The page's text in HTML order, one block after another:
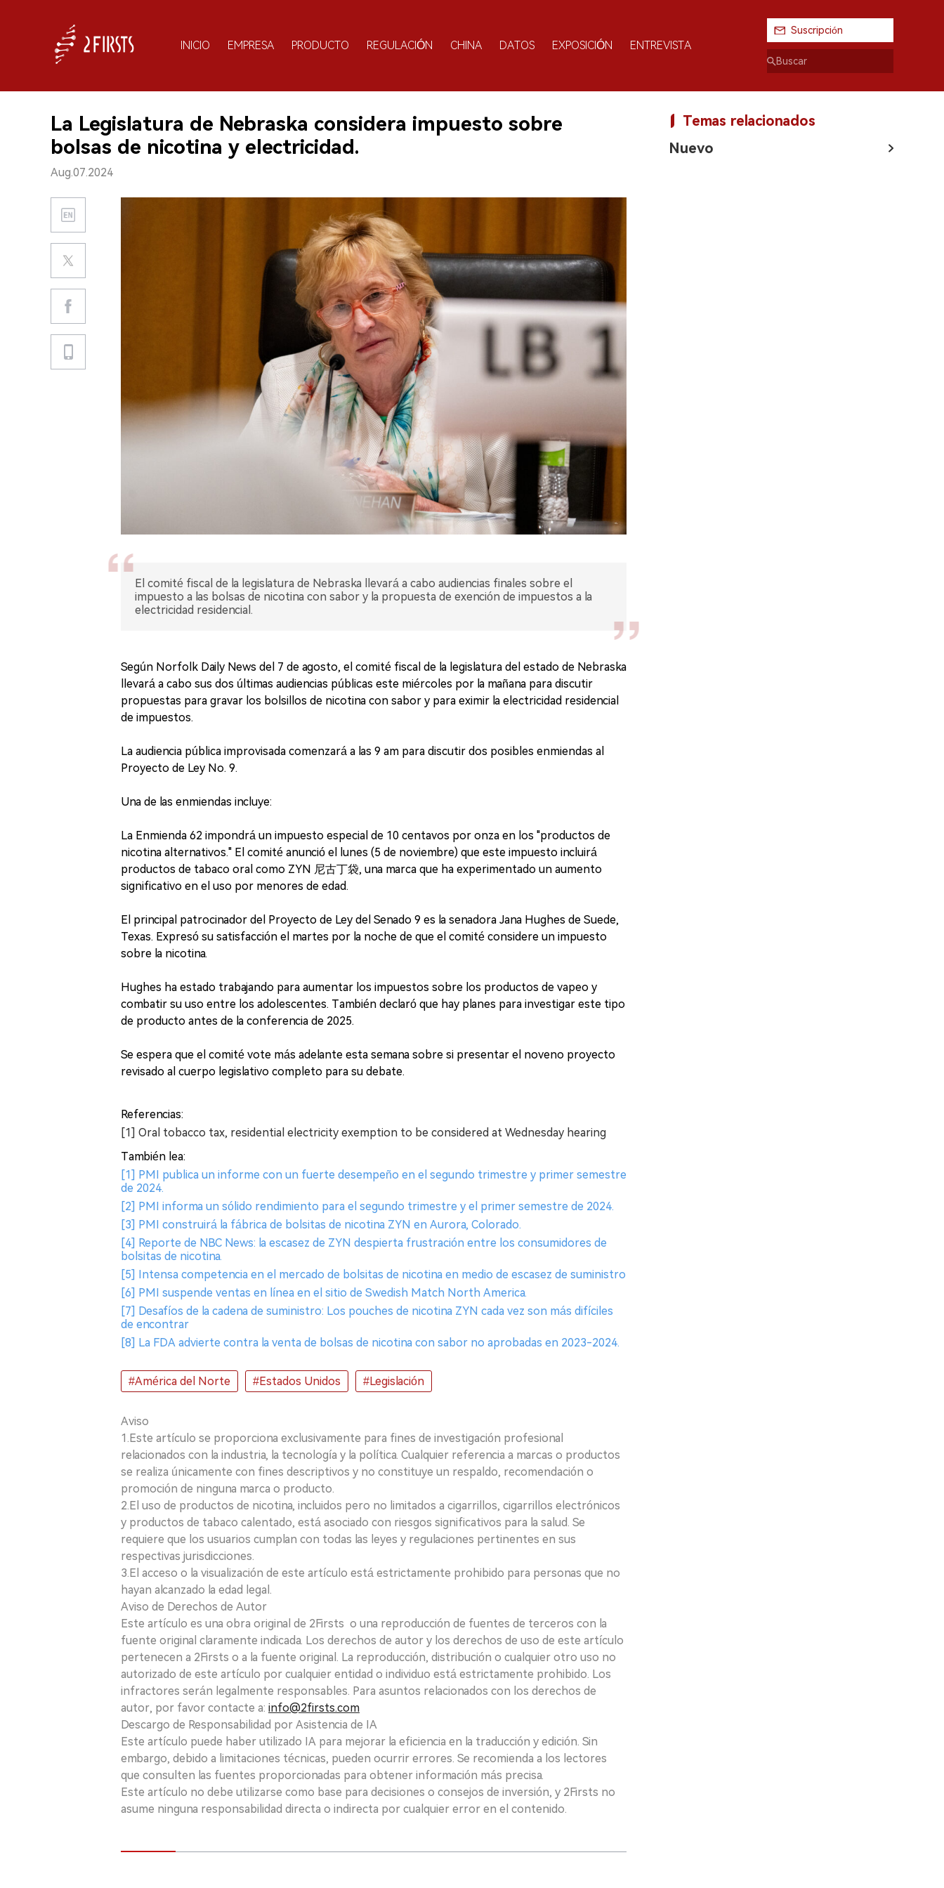
INICIO EMPRESA PRODUCTO REGULACIÓN CHINA DATOS EXPOSICIÓN ENTREVISTA
Suscripción
La Legislatura de Nebraska considera impuesto sobre
bolsas de nicotina y electricidad.
Aug.07.2024
El comité fiscal de la legislatura de Nebraska llevará a cabo audiencias finales sobre el
impuesto a las bolsas de nicotina con sabor y la propuesta de exención de impuestos a la
electricidad residencial.
Según Norfolk Daily News del 7 de agosto, el comité fiscal de la legislatura del estado de Nebraska
llevará a cabo sus dos últimas audiencias públicas este miércoles por la mañana para discutir
propuestas para gravar los bolsillos de nicotina con sabor y para eximir la electricidad residencial
de impuestos.
La audiencia pública improvisada comenzará a las 9 am para discutir dos posibles enmiendas al
Proyecto de Ley No. 9.
Una de las enmiendas incluye:
La Enmienda 62 impondrá un impuesto especial de 10 centavos por onza en los "productos de
nicotina alternativos." El comité anunció el lunes (5 de noviembre) que este impuesto incluirá
productos de tabaco oral como ZYN 尼古丁袋, una marca que ha experimentado un aumento
significativo en el uso por menores de edad.
El principal patrocinador del Proyecto de Ley del Senado 9 es la senadora Jana Hughes de Suede,
Texas. Expresó su satisfacción el martes por la noche de que el comité considere un impuesto
sobre la nicotina.
Hughes ha estado trabajando para aumentar los impuestos sobre los productos de vapeo y
combatir su uso entre los adolescentes. También declaró que hay planes para investigar este tipo
de producto antes de la conferencia de 2025.
Se espera que el comité vote más adelante esta semana sobre si presentar el noveno proyecto
revisado al cuerpo legislativo completo para su debate.
Referencias:
[1] Oral tobacco tax, residential electricity exemption to be considered at Wednesday hearing
También lea:
[1] PMI publica un informe con un fuerte desempeño en el segundo trimestre y primer semestre
de 2024.
[2] PMI informa un sólido rendimiento para el segundo trimestre y el primer semestre de 2024.
[3] PMI construirá la fábrica de bolsitas de nicotina ZYN en Aurora, Colorado.
[4] Reporte de NBC News: la escasez de ZYN despierta frustración entre los consumidores de
bolsitas de nicotina.
[5] Intensa competencia en el mercado de bolsitas de nicotina en medio de escasez de suministro
[6] PMI suspende ventas en línea en el sitio de Swedish Match North America.
[7] Desafíos de la cadena de suministro: Los pouches de nicotina ZYN cada vez son más difíciles
de encontrar
[8] La FDA advierte contra la venta de bolsas de nicotina con sabor no aprobadas en 2023-2024.
#América del Norte #Estados Unidos #Legislación
Aviso
1.Este artículo se proporciona exclusivamente para fines de investigación profesional
relacionados con la industria, la tecnología y la política. Cualquier referencia a marcas o productos
se realiza únicamente con fines descriptivos y no constituye un respaldo, recomendación o
promoción de ninguna marca o producto.
2.El uso de productos de nicotina, incluidos pero no limitados a cigarrillos, cigarrillos electrónicos
y productos de tabaco calentado, está asociado con riesgos significativos para la salud. Se
requiere que los usuarios cumplan con todas las leyes y regulaciones pertinentes en sus
respectivas jurisdicciones.
3.El acceso o la visualización de este artículo está estrictamente prohibido para personas que no
hayan alcanzado la edad legal.
Aviso de Derechos de Autor
Este artículo es una obra original de 2Firsts o una reproducción de fuentes de terceros con la
fuente original claramente indicada. Los derechos de autor y los derechos de uso de este artículo
pertenecen a 2Firsts o a la fuente original. La reproducción, distribución o cualquier otro uso no
autorizado de este artículo por cualquier entidad o individuo está estrictamente prohibido. Los
infractores serán legalmente responsables. Para asuntos relacionados con los derechos de
autor, por favor contacte a: info@2firsts.com
Descargo de Responsabilidad por Asistencia de IA
Este artículo puede haber utilizado IA para mejorar la eficiencia en la traducción y edición. Sin
embargo, debido a limitaciones técnicas, pueden ocurrir errores. Se recomienda a los lectores
que consulten las fuentes proporcionadas para obtener información más precisa.
Este artículo no debe utilizarse como base para decisiones o consejos de inversión, y 2Firsts no
asume ninguna responsabilidad directa o indirecta por cualquier error en el contenido.
Temas relacionados
Nuevo